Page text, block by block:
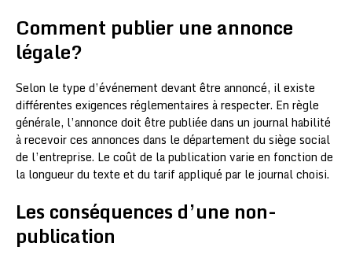
Comment publier une annonce
légale?
Selon le type d’événement devant être annoncé, il existe
différentes exigences réglementaires à respecter. En règle
générale, l’annonce doit être publiée dans un journal habilité
à recevoir ces annonces dans le département du siège social
de l’entreprise. Le coût de la publication varie en fonction de
la longueur du texte et du tarif appliqué par le journal choisi.
Les conséquences d’une non-
publication